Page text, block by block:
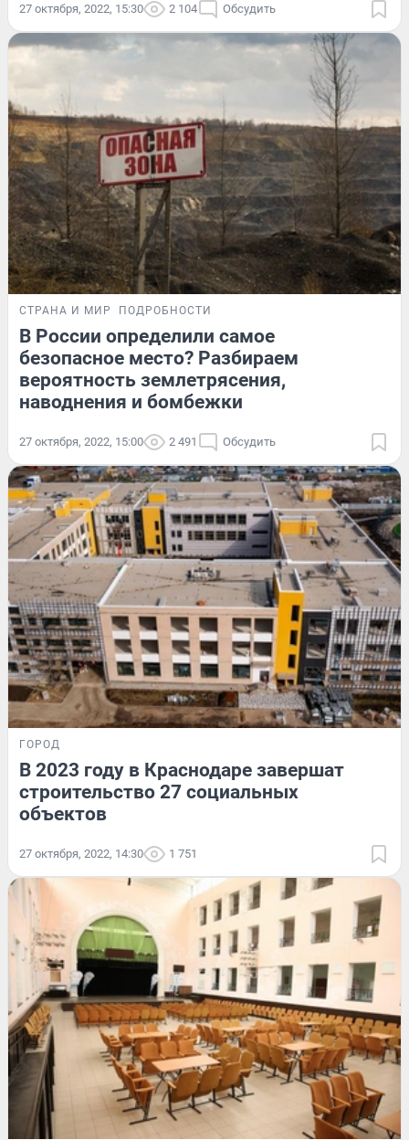
27 октября, 2022, 15:30 2 104 Обсудить
СТРАНА И МИР ПОДРОБНОСТИ
В России определили самое
безопасное место? Разбираем
вероятность землетрясения,
наводнения и бомбежки
27 октября, 2022, 15:00 2 491 Обсудить
ГОРОД
В 2023 году в Краснодаре завершат
строительство 27 социальных
объектов
27 октября, 2022, 14:30 1 751